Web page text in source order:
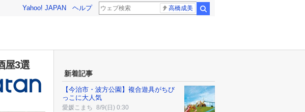
Yahoo! JAPAN ヘルプ 高橋成美
屋3選
新着記事
【今治市・波方公園】複合遊具がちび
っこに大人気
愛媛こまち 8/9(日) 0:30